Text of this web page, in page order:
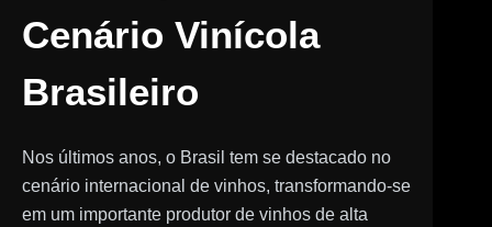
Cenário Vinícola
Brasileiro
Nos últimos anos, o Brasil tem se destacado no
cenário internacional de vinhos, transformando-se
em um importante produtor de vinhos de alta